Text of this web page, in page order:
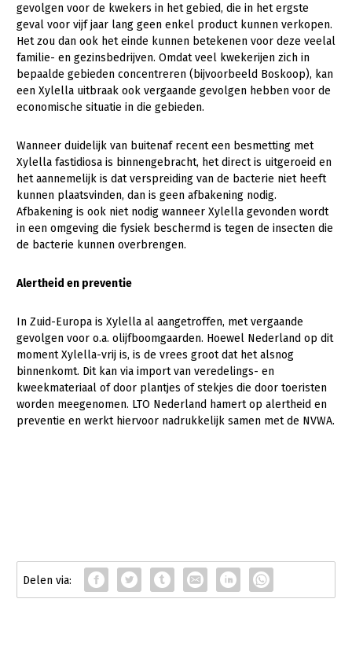
Paardenhouderij
Pluimveehouderij
Schapenhouderij
Varkenshouderij
Fruitteelt
Glastuinbouw
Paddenstoelen
Vollegrondsgroente
Multifunctioneel
Vrouw en Bedrijf
Onderwerpen
Nieuws
Nieuwsabonnement
LTO Nederland
Mensen
Bestuur en Directie
Medewerkers
Jaarverslag 2023
Vacatures
gevolgen voor de kwekers in het gebied, die in het ergste
geval voor vijf jaar lang geen enkel product kunnen verkopen.
Het zou dan ook het einde kunnen betekenen voor deze veelal
familie- en gezinsbedrijven. Omdat veel kwekerijen zich in
bepaalde gebieden concentreren (bijvoorbeeld Boskoop), kan
een Xylella uitbraak ook vergaande gevolgen hebben voor de
economische situatie in die gebieden.
Wanneer duidelijk van buitenaf recent een besmetting met
Xylella fastidiosa is binnengebracht, het direct is uitgeroeid en
het aannemelijk is dat verspreiding van de bacterie niet heeft
kunnen plaatsvinden, dan is geen afbakening nodig.
Afbakening is ook niet nodig wanneer Xylella gevonden wordt
in een omgeving die fysiek beschermd is tegen de insecten die
de bacterie kunnen overbrengen.
Alertheid en preventie
In Zuid-Europa is Xylella al aangetroffen, met vergaande
gevolgen voor o.a. olijfboomgaarden. Hoewel Nederland op dit
moment Xylella-vrij is, is de vrees groot dat het alsnog
binnenkomt. Dit kan via import van veredelings- en
kweekmateriaal of door plantjes of stekjes die door toeristen
worden meegenomen. LTO Nederland hamert op alertheid en
preventie en werkt hiervoor nadrukkelijk samen met de NVWA.